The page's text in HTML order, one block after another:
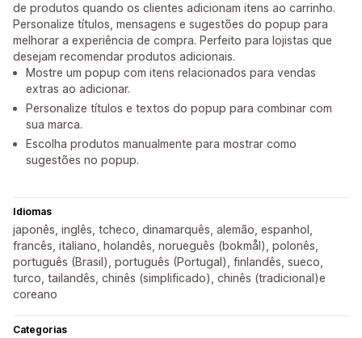
de produtos quando os clientes adicionam itens ao carrinho.
Personalize títulos, mensagens e sugestões do popup para
melhorar a experiência de compra. Perfeito para lojistas que
desejam recomendar produtos adicionais.
Mostre um popup com itens relacionados para vendas
extras ao adicionar.
Personalize títulos e textos do popup para combinar com
sua marca.
Escolha produtos manualmente para mostrar como
sugestões no popup.
Idiomas
japonês, inglês, tcheco, dinamarquês, alemão, espanhol,
francês, italiano, holandês, norueguês (bokmål), polonês,
português (Brasil), português (Portugal), finlandês, sueco,
turco, tailandês, chinês (simplificado), chinês (tradicional)e
coreano
Categorias